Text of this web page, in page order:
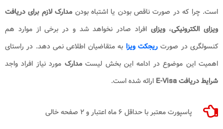
است. چرا که در صورت ناقص بودن یا اشتباه بودن مدارک لازم برای دریافت
ویزای الکترونیکی،ویزای افراد صادر نخواهد شد و در برخی از موارد هم
کنسولگری در صورتریجکت ویزا به متقاضیان اطلاعی نمی دهد. در راستای
اهمیت این موضوع در ادامه این بخش لیستمدارک مورد نیاز افراد واجد
شرایط دریافت E-Visa
ارائه شده است.
پاسپورت معتبر با حداقل ۶ ماه اعتبار و ۲ صفحه خالی